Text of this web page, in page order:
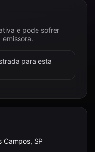
e pode sofrer
para esta
Campos, SP